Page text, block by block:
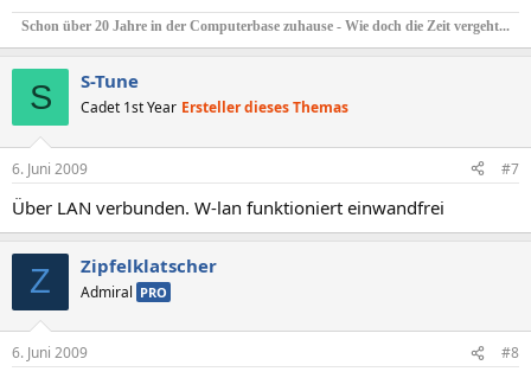
Schon über 20 Jahre in der Computerbase zuhause - Wie doch die Zeit vergeht...
S S-Tune
Cadet 1st Year Ersteller dieses Themas
6. Juni 2009 #7
Über LAN verbunden. W-lan funktioniert einwandfrei
Z Zipfelklatscher
Admiral PRO
6. Juni 2009 #8